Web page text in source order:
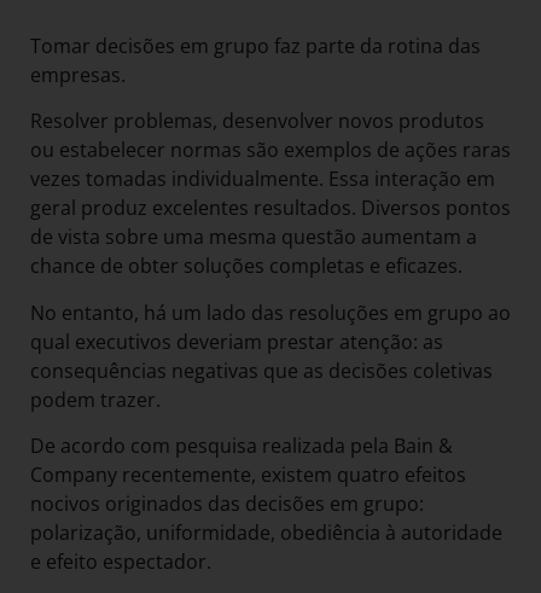
Tomar decisões em grupo faz parte da rotina das
empresas.
Resolver problemas, desenvolver novos produtos
ou estabelecer normas são exemplos de ações raras
vezes tomadas individualmente. Essa interação em
geral produz excelentes resultados. Diversos pontos
de vista sobre uma mesma questão aumentam a
chance de obter soluções completas e eficazes.
No entanto, há um lado das resoluções em grupo ao
qual executivos deveriam prestar atenção: as
consequências negativas que as decisões coletivas
podem trazer.
De acordo com pesquisa realizada pela Bain &
Company recentemente, existem quatro efeitos
nocivos originados das decisões em grupo:
polarização, uniformidade, obediência à autoridade
e efeito espectador.